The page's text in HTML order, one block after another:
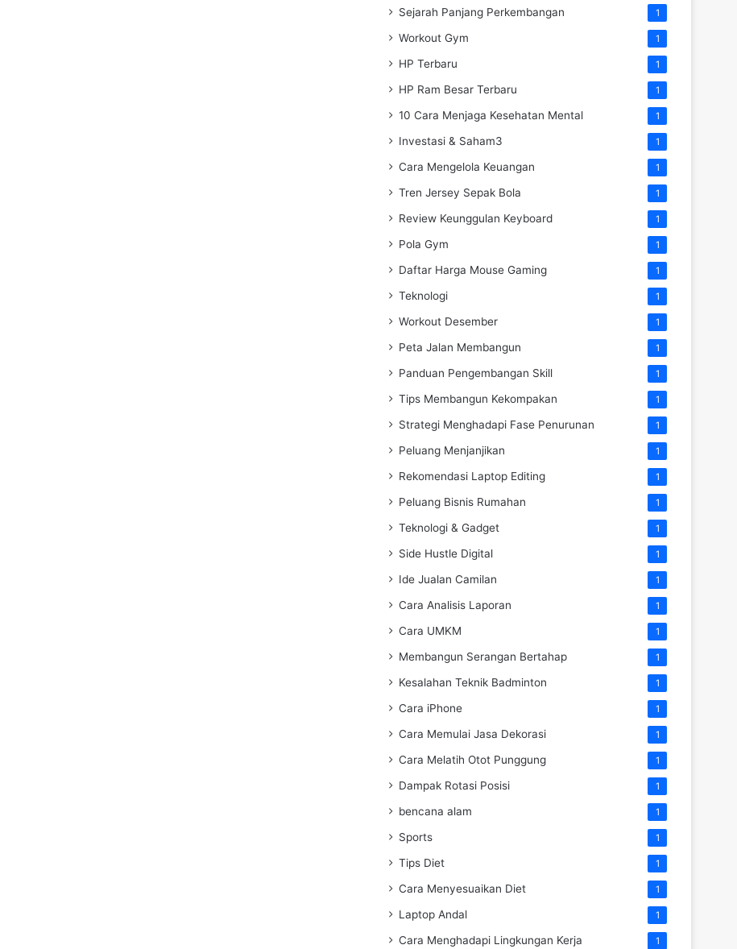
Sejarah Panjang Perkembangan 1
Workout Gym 1
HP Terbaru 1
HP Ram Besar Terbaru 1
10 Cara Menjaga Kesehatan Mental 1
Investasi & Saham3 1
Cara Mengelola Keuangan 1
Tren Jersey Sepak Bola 1
Review Keunggulan Keyboard 1
Pola Gym 1
Daftar Harga Mouse Gaming 1
Teknologi 1
Workout Desember 1
Peta Jalan Membangun 1
Panduan Pengembangan Skill 1
Tips Membangun Kekompakan 1
Strategi Menghadapi Fase Penurunan 1
Peluang Menjanjikan 1
Rekomendasi Laptop Editing 1
Peluang Bisnis Rumahan 1
Teknologi & Gadget 1
Side Hustle Digital 1
Ide Jualan Camilan 1
Cara Analisis Laporan 1
Cara UMKM 1
Membangun Serangan Bertahap 1
Kesalahan Teknik Badminton 1
Cara iPhone 1
Cara Memulai Jasa Dekorasi 1
Cara Melatih Otot Punggung 1
Dampak Rotasi Posisi 1
bencana alam 1
Sports 1
Tips Diet 1
Cara Menyesuaikan Diet 1
Laptop Andal 1
Cara Menghadapi Lingkungan Kerja 1